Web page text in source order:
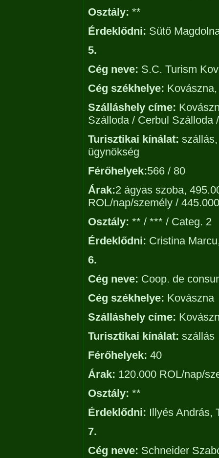
Osztály: **
Érdeklődni: Sütő
5.
Cég neve: S.C. Turism
Cég székhelye:
Szálláshely címe:
Szálloda / Cerbul Szálloda
Turisztikai kínálat:
ügynökség
Férőhelyek:566 / 80
Árak:2 ágyas szoba,
ROL/nap/személy /
Osztály: ** / *** / Categ. 2
Érdeklődni: Cristina
6.
Cég neve: Coop. de
Cég székhelye: Kovászna
Szálláshely címe:
Turisztikai kínálat: szállás
Férőhelyek: 40
Árak: 120.000 ROL/nap/
Osztály: **
Érdeklődni: Illyés András,
7.
Cég neve: Schneider